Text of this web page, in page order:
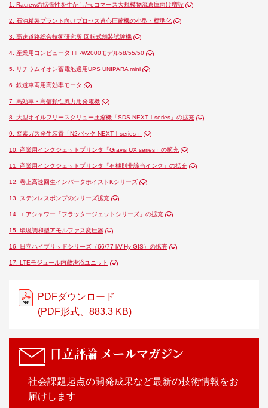
1. Racrewの拡張性を生かしたeコマース大規模物流倉庫向け増設
2. 石油精製プラント向けプロセス遠心圧縮機の小型・標準化
3. 高速道路総合技術研究所 回転式舗装試験機
4. 産業用コンピュータ HF-W2000モデル58/55/50
5. リチウムイオン蓄電池適用UPS UNIPARA mini
6. 鉄道車両用高効率モータ
7. 高効率・高信頼性風力用発電機
8. 大型オイルフリースクリュー圧縮機「SDS NEXTⅢseries」の拡充
9. 窒素ガス発生装置「N2パック NEXTⅢseries」
10. 産業用インクジェットプリンタ「Gravis UX series」の拡充
11. 産業用インクジェットプリンタ「有機則非該当インク」の拡充
12. 巻上高速回生インバータホイストKシリーズ
13. ステンレスポンプのシリーズ拡充
14. エアシャワー「フラッタージェットシリーズ」の拡充
15. 環境調和型アモルファス変圧器
16. 日立ハイブリッドシリーズ（66/77 kV-Hy-GIS）の拡充
17. LTEモジュール内蔵決済ユニット
PDFダウンロード
(PDF形式、883.3 KB)
日立評論 メールマガジン
社会課題起点の開発成果など最新の技術情報をお
届けします